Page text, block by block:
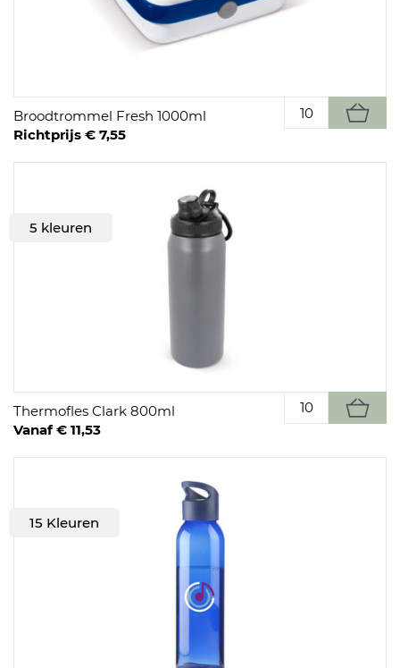
Broodtrommel Fresh 1000ml
Richtprijs € 7,55
5 kleuren
Thermofles Clark 800ml
Vanaf € 11,53
15 Kleuren